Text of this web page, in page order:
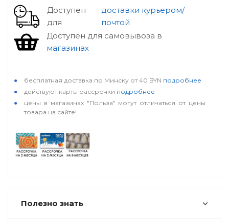
Доступен
для
доставки курьером/
почтой
Доступен для самовывоза в
магазинах
бесплатная доставка по Минску от 40 BYN подробнее
действуют карты рассрочки подробнее
цены в магазинах "Польза" могут отличаться от цены
товара на сайте!
Полезно знать